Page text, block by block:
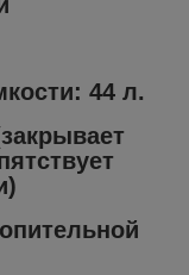
44 л.